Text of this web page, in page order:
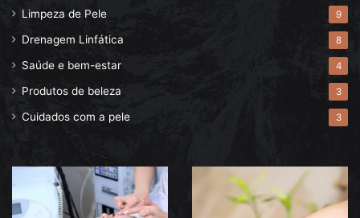
Limpeza de Pele 9
Drenagem Linfática 8
Saúde e bem-estar 4
Produtos de beleza 3
Cuidados com a pele 3
Descubra
o
Drenagem